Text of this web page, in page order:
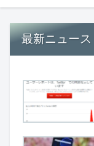
最新ニュース